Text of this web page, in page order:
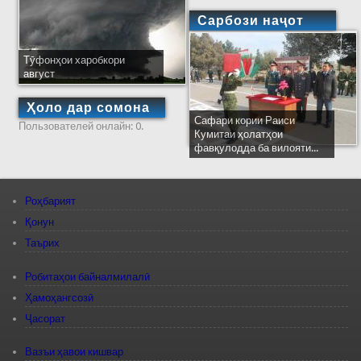
Тӯфонҳои харобкори
август
Ҳоло дар сомона
Пользователей онлайн: 0.
Сарбози наҷот
Сафари кории Раиси
Кумитаи ҳолатҳои
фавқулодда ба вилояти...
Роҳбарият
Қонун
Таърих
Робитаҳои байналмилалӣ
Ҳамоҳангсозӣ
Ҷасорат
Вазъи ҳавои кишвар